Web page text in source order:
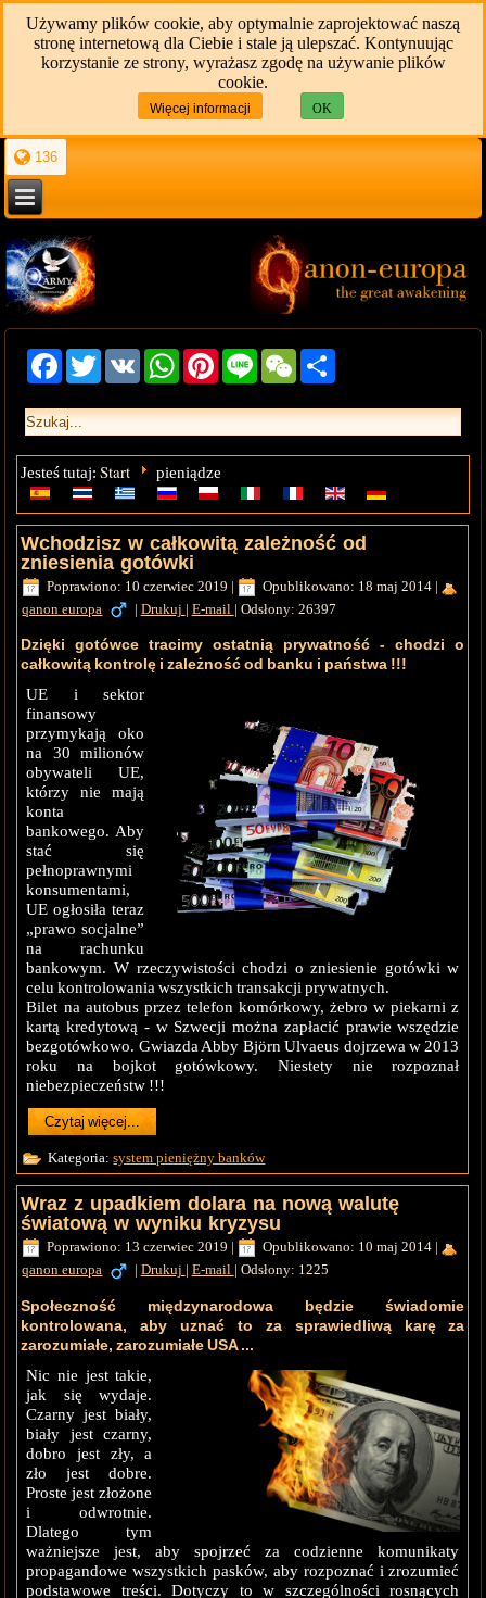
Używamy plików cookie, aby optymalnie zaprojektować naszą
stronę internetową dla Ciebie i stale ją ulepszać. Kontynuując
korzystanie ze strony, wyrażasz zgodę na używanie plików
cookie.
Więcej informacji OK
136
Facebook
Twitter VK WhatsAppPinterestLine WeChat
Jesteś tutaj:Start pieniądze
Wchodzisz w całkowitą zależność od
zniesienia gotówki
Poprawiono: 10 czerwiec 2019 | Opublikowano: 18 maj 2014 |
qanon europa
| Drukuj | E-mail | Odsłony: 26397
Dzięki gotówce tracimy ostatnią prywatność - chodzi o
całkowitą kontrolę i zależność od banku i państwa !!!
UE i sektor
finansowy
przymykają oko
na 30 milionów
obywateli UE,
którzy nie mają
konta
bankowego. Aby
stać się
pełnoprawnymi
konsumentami,
UE ogłosiła teraz
„prawo socjalne”
na rachunku
bankowym. W rzeczywistości chodzi o zniesienie gotówki w
celu kontrolowania wszystkich transakcji prywatnych.
Bilet na autobus przez telefon komórkowy, żebro w piekarni z
kartą kredytową - w Szwecji można zapłacić prawie wszędzie
bezgotówkowo. Gwiazda Abby Björn Ulvaeus dojrzewa w 2013
roku na bojkot gotówkowy. Niestety nie rozpoznał
niebezpieczeństw !!!
Czytaj więcej...
Kategoria:system pieniężny banków
Wraz z upadkiem dolara na nową walutę
światową w wyniku kryzysu
Poprawiono: 13 czerwiec 2019 | Opublikowano: 10 maj 2014 |
qanon europa
| Drukuj | E-mail | Odsłony: 1225
Społeczność międzynarodowa będzie świadomie
kontrolowana, aby uznać to za sprawiedliwą karę za
zarozumiałe, zarozumiałe USA ...
Nic nie jest takie,
jak się wydaje.
Czarny jest biały,
biały jest czarny,
dobro jest zły, a
zło jest dobre.
Proste jest złożone
i odwrotnie.
Dlatego tym
ważniejsze jest, aby spojrzeć za codzienne komunikaty
propagandowe wszystkich pasków, aby rozpoznać i zrozumieć
podstawowe treści. Dotyczy to w szczególności rosnących